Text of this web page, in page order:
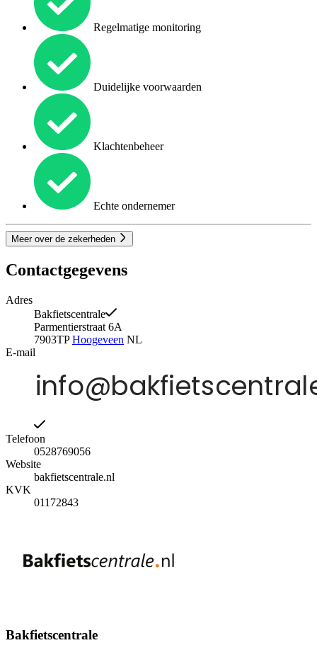
Regelmatige monitoring
Duidelijke voorwaarden
Klachtenbeheer
Echte ondernemer
Meer over de zekerheden
Contactgegevens
Adres
Bakfietscentrale
Parmentierstraat 6A
7903TPHoogeveen NL
E-mail
Telefoon
0528769056
Website
bakfietscentrale.nl
KVK
01172843
Bakfietscentrale